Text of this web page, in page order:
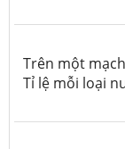
Trên một
Tỉ lệ mỗi loại